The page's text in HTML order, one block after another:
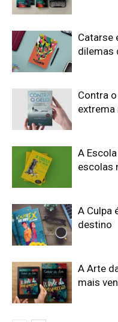
Catarse
dilemas
Contra
extrema
A
escolas
A Culpa
destino
A Arte
mais